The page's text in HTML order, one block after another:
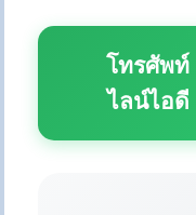
โทรศัพท์
ไลน์ไอดี